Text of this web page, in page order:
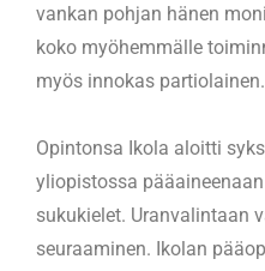
vankan pohjan hänen
koko myöhemmälle
myös innokas partiolainen.
Opintonsa Ikola aloitti
yliopistossa
sukukielet. Uranvalintaan
seuraaminen. Ikolan